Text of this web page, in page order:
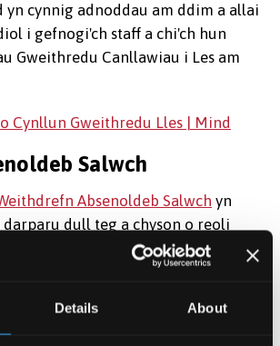
Details About
yn cynnig adnoddau am ddim a allai
i gefnogi'ch staff a chi'ch hun
Gweithredu Canllawiau i Les am
Cynllun Gweithredu Lles | Mind
Salwch
Absenoldeb Salwch yn
dull teg a chyson o reoli
yn y gwaith.